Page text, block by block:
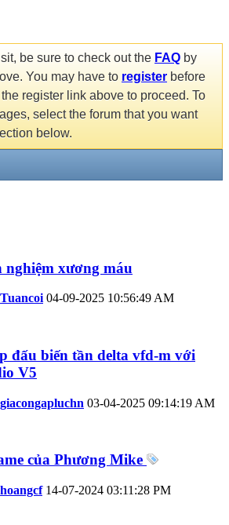
be sure to check out the FAQ by
You may have to register before
register link above to proceed. To
select the forum that you want
below.
nghiệm xương máu
Tuancoi 04-09-2025 10:56:49 AM
đấu biến tần delta vfd-m với
V5
giacongapluchn 03-04-2025 09:14:19 AM
của Phương Mike
hoangcf14-07-2024 03:11:28 PM